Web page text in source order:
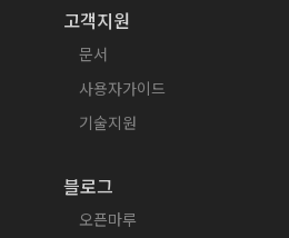
고객지원
문서
사용자가이드
기술지원
블로그
오픈마루